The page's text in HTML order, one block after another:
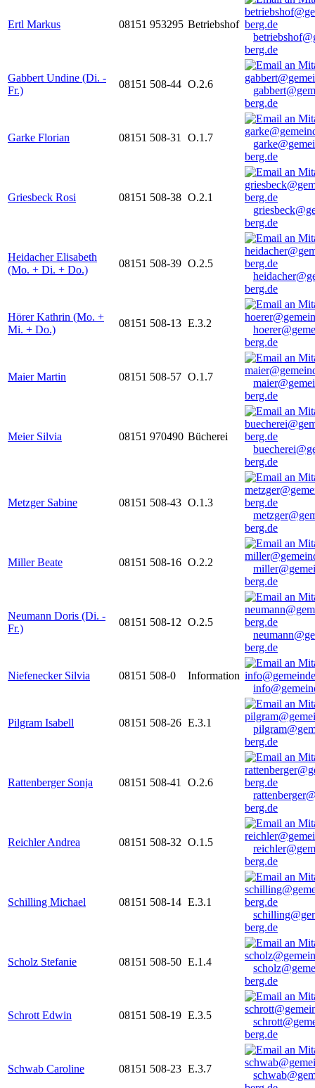
Ertl Markus 08151 953295 Betriebshof
berg.de
Gabbert Undine (Di. -
Fr.)
08151 508-44 O.2.6
berg.de
Garke Florian 08151 508-31 O.1.7
berg.de
Griesbeck Rosi 08151 508-38 O.2.1
berg.de
Heidacher Elisabeth
(Mo. + Di. + Do.)
08151 508-39 O.2.5
berg.de
Hörer Kathrin (Mo. +
Mi. + Do.)
08151 508-13 E.3.2
berg.de
Maier Martin 08151 508-57 O.1.7
berg.de
Meier Silvia 08151 970490 Bücherei
berg.de
Metzger Sabine 08151 508-43 O.1.3
berg.de
Miller Beate 08151 508-16 O.2.2
berg.de
Neumann Doris (Di. -
Fr.)
08151 508-12 O.2.5
berg.de
Niefenecker Silvia 08151 508-0
Information
Pilgram Isabell 08151 508-26 E.3.1
berg.de
Rattenberger Sonja 08151 508-41
O.2.6
berg.de
Reichler Andrea 08151 508-32 O.1.5
berg.de
Schilling Michael 08151 508-14 E.3.1
berg.de
Scholz Stefanie 08151 508-50 E.1.4
berg.de
Schrott Edwin 08151 508-19 E.3.5
berg.de
Schwab Caroline 08151 508-23 E.3.7